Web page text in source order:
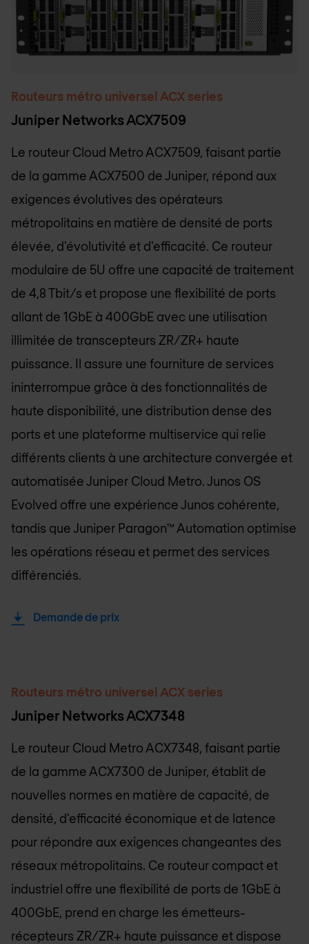
Routeurs métro universel ACX series
Juniper Networks ACX7509
Le routeur Cloud Metro ACX7509, faisant partie
de la gamme ACX7500 de Juniper, répond aux
exigences évolutives des opérateurs
métropolitains en matière de densité de ports
élevée, d'évolutivité et d'efficacité. Ce routeur
modulaire de 5U offre une capacité de traitement
de 4,8 Tbit/s et propose une flexibilité de ports
allant de 1GbE à 400GbE avec une utilisation
illimitée de transcepteurs ZR/ZR+ haute
puissance. Il assure une fourniture de services
ininterrompue grâce à des fonctionnalités de
haute disponibilité, une distribution dense des
ports et une plateforme multiservice qui relie
différents clients à une architecture convergée et
automatisée Juniper Cloud Metro. Junos OS
Evolved offre une expérience Junos cohérente,
tandis que Juniper Paragon™ Automation optimise
les opérations réseau et permet des services
différenciés.
Demande de prix
Routeurs métro universel ACX series
Juniper Networks ACX7348
Le routeur Cloud Metro ACX7348, faisant partie
de la gamme ACX7300 de Juniper, établit de
nouvelles normes en matière de capacité, de
densité, d'efficacité économique et de latence
pour répondre aux exigences changeantes des
réseaux métropolitains. Ce routeur compact et
industriel offre une flexibilité de ports de 1GbE à
400GbE, prend en charge les émetteurs-
récepteurs ZR/ZR+ haute puissance et dispose